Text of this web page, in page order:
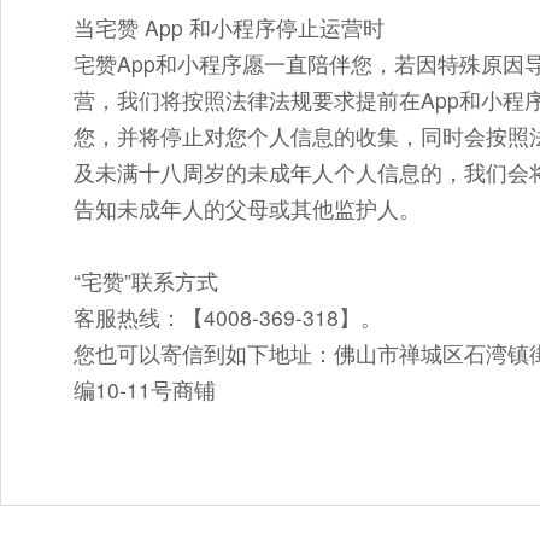
当宅赞 App 和小程序停止运营时
宅赞App和小程序愿一直陪伴您，若因特殊原因
营，我们将按照法律法规要求提前在App和小
您，并将停止对您个人信息的收集，同时会按
及未满十八周岁的未成年人个人信息的，我们
告知未成年人的父母或其他监护人。
“宅赞”联系方式
客服热线：【4008-369-318】。
您也可以寄信到如下地址：佛山市禅城区石湾
编10-11号商铺